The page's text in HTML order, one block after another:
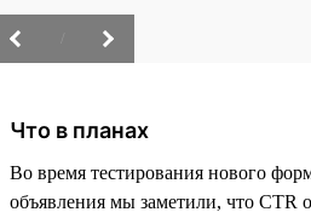
Что в планах
Во время тестирования нового
объявления мы заметили, что CTR